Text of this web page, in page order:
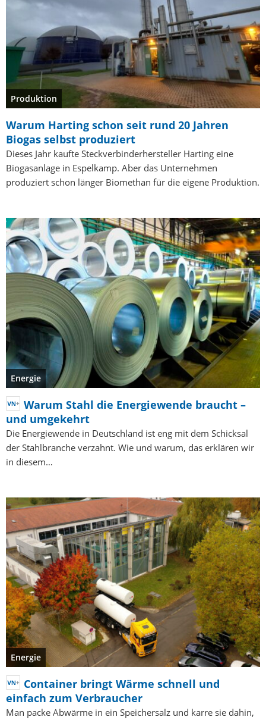
Produktion
Warum Harting schon seit rund 20 Jahren
Biogas selbst produziert
Dieses Jahr kaufte Steckverbinderhersteller Harting eine
Biogasanlage in Espelkamp. Aber das Unternehmen
produziert schon länger Biomethan für die eigene Produktion.
Energie
Warum Stahl die Energiewende braucht –
und umgekehrt
Die Energiewende in Deutschland ist eng mit dem Schicksal
der Stahlbranche verzahnt. Wie und warum, das erklären wir
in diesem…
Energie
Container bringt Wärme schnell und
einfach zum Verbraucher
Man packe Abwärme in ein Speichersalz und karre sie dahin,